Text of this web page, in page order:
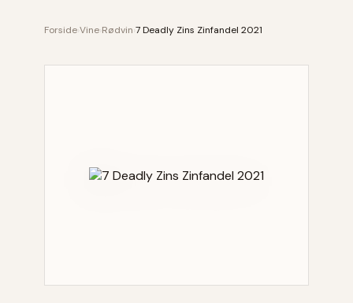
ForsideVine Rødvin 7 Deadly Zins Zinfandel 2021